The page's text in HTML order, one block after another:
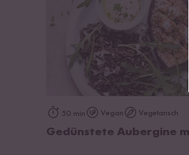
50 min Vegan Vegetarisch
Gedünstete Aubergine